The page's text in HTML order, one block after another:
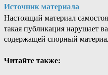
Источник материала
Настоящий материал
такая публикация нарушает
содержащей спорный
Читайте также: